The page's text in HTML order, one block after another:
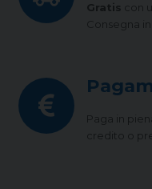
Gratis con
Consegna
Paga in
credito o